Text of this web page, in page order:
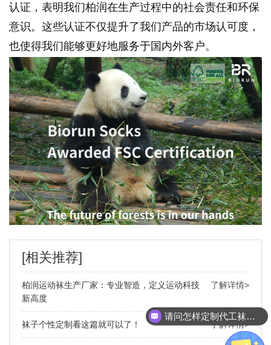
认证，表明我们柏润在生产过程中的社会责任和环保
意识。这些认证不仅提升了我们产品的市场认可度，
也使得我们能够更好地服务于国内外客户。
[相关推荐]
柏润运动袜生产厂家：专业智造，定义运动科技
新高度
了解详情>
袜子个性定制看这篇就可以了！ 了解详情>
请问怎样定制代工袜子呢